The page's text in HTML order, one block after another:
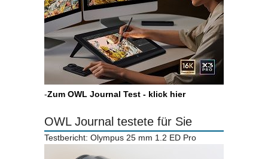
-Zum OWL Journal Test - klick hier
OWL Journal testete für Sie
Testbericht: Olympus 25 mm 1.2 ED Pro